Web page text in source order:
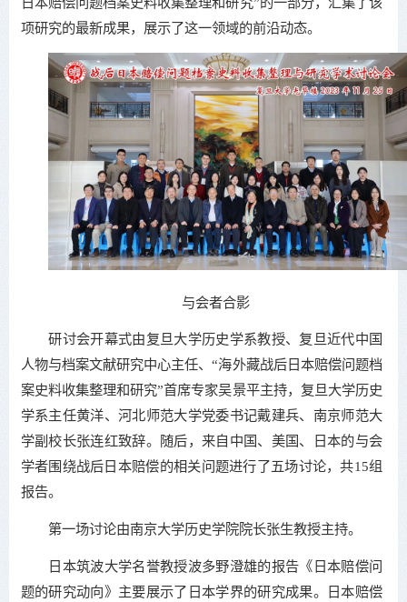
项研究的最新成果，展示了这一领域的前沿动态。
与会者合影
研讨会开幕式由复旦大学历史学系教授、复旦近代中国
人物与档案文献研究中心主任、“海外藏战后日本赔偿问题档
案史料收集整理和研究”首席专家吴景平主持，复旦大学历史
学系主任黄洋、河北师范大学党委书记戴建兵、南京师范大
学副校长张连红致辞。随后，来自中国、美国、日本的与会
学者围绕战后日本赔偿的相关问题进行了五场讨论，共15组
报告。
第一场讨论由南京大学历史学院院长张生教授主持。
日本筑波大学名誉教授波多野澄雄的报告《日本赔偿问
题的研究动向》主要展示了日本学界的研究成果。日本赔偿